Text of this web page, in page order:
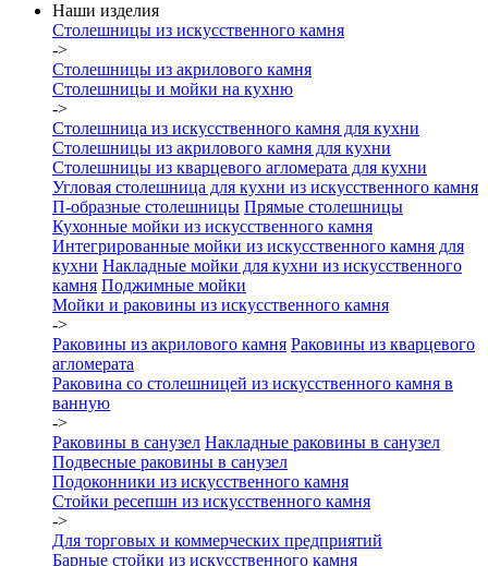
Наши изделия
Столешницы из искусcтвенного камня
->
Столешницы из акрилового камня
Столешницы и мойки на кухню
->
Столешница из искусственного камня для кухни
Столешницы из акрилового камня для кухни
Столешницы из кварцевого агломерата для кухни
Угловая столешница для кухни из искусственного камня
П-образные столешницы Прямые столешницы
Кухонные мойки из искусственного камня
Интегрированные мойки из искусственного камня для
кухни Накладные мойки для кухни из искусственного
камня Поджимные мойки
Мойки и раковины из искусственного камня
->
Раковины из акрилового камня Раковины из кварцевого
агломерата
Раковина со столешницей из искусственного камня в
ванную
->
Раковины в санузел Накладные раковины в санузел
Подвесные раковины в санузел
Подоконники из искусственного камня
Стойки ресепшн из искусственного камня
->
Для торговых и коммерческих предприятий
Барные стойки из искусственного камня